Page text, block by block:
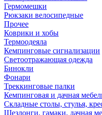
Гермомешки
Рюкзаки велосипедные
Прочее
Коврики и хобы
Термоодеяла
Кемпинговые сигнализации
Светоотражающая одежда
Бинокли
Фонари
Треккинговые палки
Кемпинговая и дачная
Складные столы, стулья,
Шезлонги, гамаки, дачная